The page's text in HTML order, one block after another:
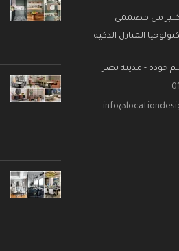
كبير من مصممى
المنازل الذكية